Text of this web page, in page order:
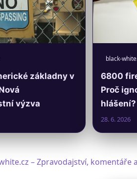
základny v
výzva
black-
6800
Proč
hlášení?
28. 6. 2026
– Zpravodajství, komentáře